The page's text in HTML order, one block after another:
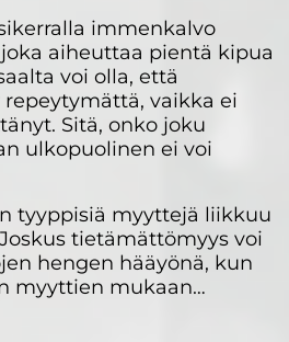
immenkalvo
aiheuttaa pientä kipua
voi olla, että
vaikka ei
Sitä, onko joku
ulkopuolinen ei voi
tyyppisiä myyttejä liikkuu
tietämättömyys voi
hengen hääyönä, kun
myyttien mukaan…